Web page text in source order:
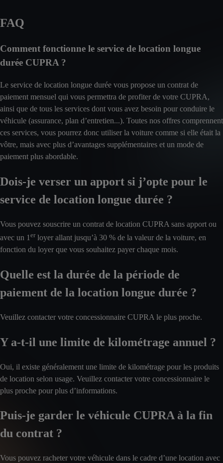
FAQ
Comment fonctionne le service de location longue
durée CUPRA ?
Le service de location longue durée vous propose un contrat de
paiement mensuel qui vous permettra de profiter de votre CUPRA,
ainsi que de tous les services dont vous avez besoin pour conduire le
véhicule (assurance, plan d’entretien...). Toutes nos offres comprennent
ces services, vous pourrez donc utiliser la voiture comme si elle était la
vôtre, mais avec plus d’avantages supplémentaires et un mode de
paiement plus abordable.
Dois-je verser un apport si j’opte pour le
service de location longue durée ?
Vous pouvez souscrire un contrat de location CUPRA sans apport ou
avec un 1 erloyer allant jusqu’à 30 % de la valeur de la voiture, en
fonction du loyer que vous souhaitez payer chaque mois.
Quelle est la durée de la période de
paiement de la location longue durée ?
Veuillez contacter votre concessionnaire CUPRA le plus proche.
Y a-t-il une limite de kilométrage annuel ?
Oui, il existe généralement une limite de kilométrage pour les produits
de location selon usage. Veuillez contacter votre concessionnaire le
plus proche pour plus d’informations.
Puis-je garder le véhicule CUPRA à la fin
du contrat ?
Vous pouvez racheter votre véhicule dans le cadre d’une location avec